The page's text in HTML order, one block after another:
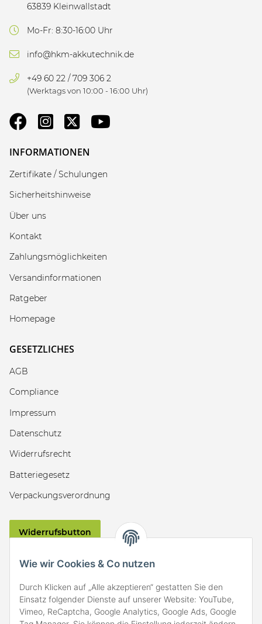
Wie wir Cookies & Co nutzen
Durch Klicken auf „Alle akzeptieren“ gestatten Sie den
Einsatz folgender Dienste auf unserer Website: YouTube,
Vimeo, ReCaptcha, Google Analytics, Google Ads, Google
63839 Kleinwallstadt
Mo-Fr: 8:30-16:00 Uhr
info@hkm-akkutechnik.de
+49 60 22 / 709 306 2
(Werktags von 10:00 - 16:00 Uhr)
INFORMATIONEN
Zertifikate / Schulungen
Sicherheitshinweise
Über uns
Kontakt
Zahlungsmöglichkeiten
Versandinformationen
Ratgeber
Homepage
GESETZLICHES
AGB
Compliance
Impressum
Datenschutz
Widerrufsrecht
Batteriegesetz
Verpackungsverordnung
Widerrufsbutton